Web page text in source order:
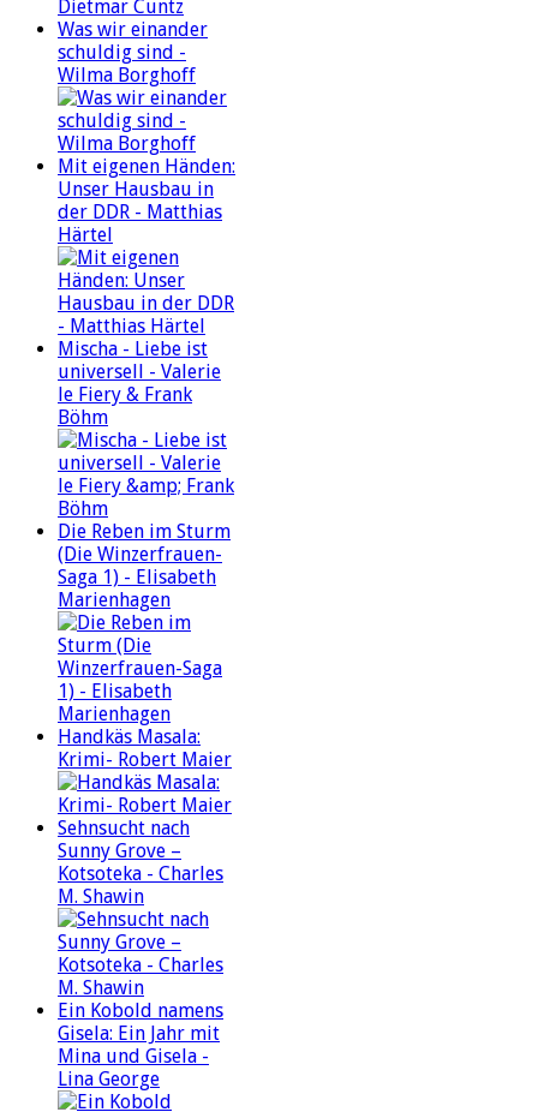
Was wir einander
schuldig sind -
Wilma Borghoff
Mit eigenen Händen:
Unser Hausbau in
der DDR - Matthias
Härtel
Mischa - Liebe ist
universell - Valerie
le Fiery & Frank
Böhm
Die Reben im Sturm
(Die Winzerfrauen-
Saga 1) - Elisabeth
Marienhagen
Handkäs Masala:
Krimi- Robert Maier
Sehnsucht nach
Sunny Grove –
Kotsoteka - Charles
M. Shawin
Ein Kobold namens
Gisela: Ein Jahr mit
Mina und Gisela -
Lina George